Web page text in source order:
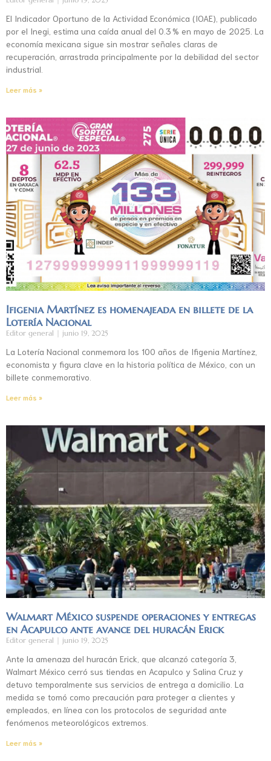
El Indicador Oportuno de la Actividad Económica (IOAE), publicado
por el Inegi, estima una caída anual del 0.3 % en mayo de 2025. La
economía mexicana sigue sin mostrar señales claras de
recuperación, arrastrada principalmente por la debilidad del sector
industrial.
Leer más »
Ifigenia Martínez es homenajeada en billete de la
Lotería Nacional
Editor general junio 19, 2025
La Lotería Nacional conmemora los 100 años de Ifigenia Martínez,
economista y figura clave en la historia política de México, con un
billete conmemorativo.
Leer más »
Walmart México suspende operaciones y entregas
en Acapulco ante avance del huracán Erick
Editor general junio 19, 2025
Ante la amenaza del huracán Erick, que alcanzó categoría 3,
Walmart México cerró sus tiendas en Acapulco y Salina Cruz y
detuvo temporalmente sus servicios de entrega a domicilio. La
medida se tomó como precaución para proteger a clientes y
empleados, en línea con los protocolos de seguridad ante
fenómenos meteorológicos extremos.
Leer más »